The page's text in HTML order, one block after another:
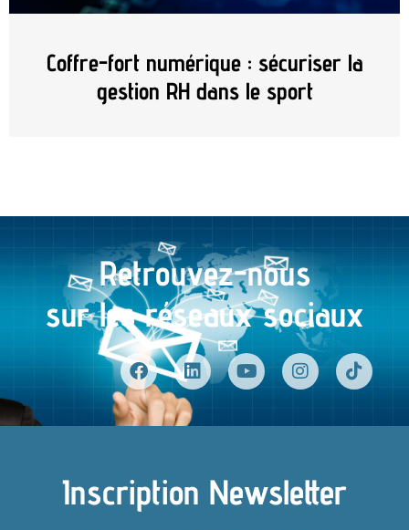
Coffre-fort numérique : sécuriser la
gestion RH dans le sport
Retrouvez-nous
sur les réseaux sociaux
Inscription Newsletter